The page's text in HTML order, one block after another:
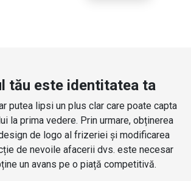
tău este identitatea ta
putea lipsi un plus clar care poate capta
la prima vedere. Prin urmare, obținerea
de logo al frizeriei și modificarea
de nevoile afacerii dvs. este necesar
un avans pe o piață competitivă.